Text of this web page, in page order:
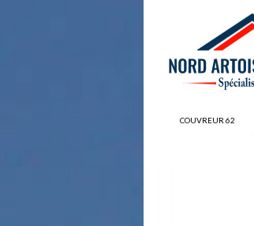
COUVREUR 62